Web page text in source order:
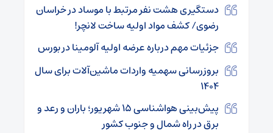
دستگیری هشت نفر مرتبط با موساد در خراسان
رضوی/ کشف مواد اولیه ساخت لانچر!
جزئیات مهم درباره عرضه اولیه آلومینا در بورس
بروزرسانی سهمیه واردات ماشین‌آلات برای سال
۱۴۰۴
پیش‌بینی هواشناسی ۱۵ شهریور؛ باران و رعد و
برق در راه شمال و جنوب کشور